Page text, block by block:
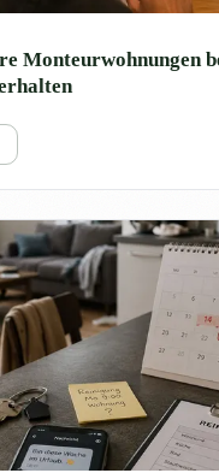
Monteurwohnungen